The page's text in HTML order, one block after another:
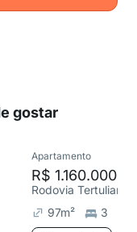
gostar
Apartamento
R$ 1.160.000
97m² 3